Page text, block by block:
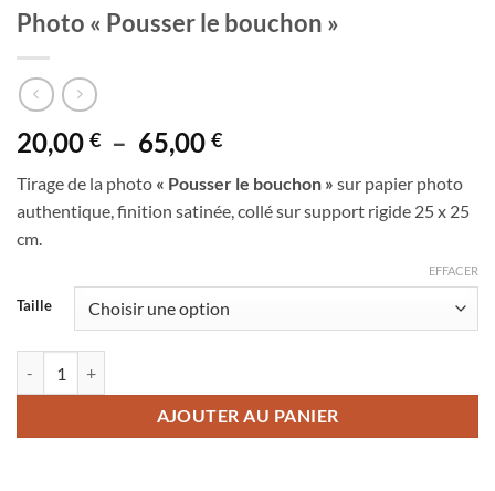
Photo « Pousser le bouchon »
20,00 € – 65,00 €Plage
prix :
20,00 €
Tirage de la photo « Pousser le bouchon » sur papier photo
authentique, finition satinée, collé sur support rigide 25 x 25
cm.
Taille
EFFACER
AJOUTER AU PANIER